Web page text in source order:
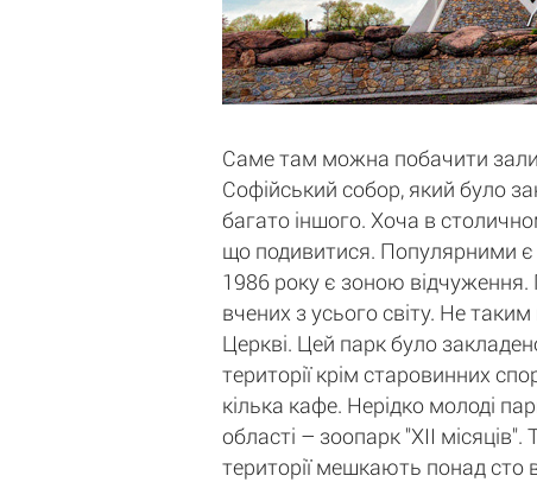
Саме там можна побачити
Софійський собор, який було
багато іншого. Хоча в
що подивитися. Популярними є
1986 року є зоною відчуження.
вчених з усього світу. Не
Церкві. Цей парк було
території крім старовинних
кілька кафе. Нерідко молоді
області – зоопарк "ХII
території мешкають понад сто